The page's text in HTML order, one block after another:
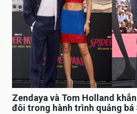
Zendaya và Tom Holland
đôi trong hành trình quảng bá